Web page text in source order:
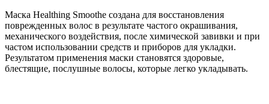
Маска Healthing Smoothe создана для восстановления
поврежденных волос в результате частого окрашивания,
механического воздействия, после химической завивки и при
частом использовании средств и приборов для укладки.
Результатом применения маски становятся здоровые,
блестящие, послушные волосы, которые легко укладывать.